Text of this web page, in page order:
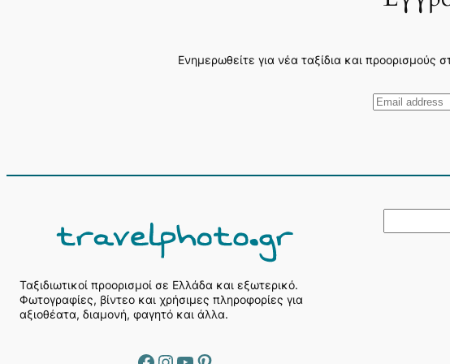
Ενημερωθείτε για νέα ταξίδια και
Ταξιδιωτικοί προορισμοί σε Ελλάδα και εξωτερικό.
Φωτογραφίες, βίντεο και χρήσιμες πληροφορίες για
αξιοθέατα, διαμονή, φαγητό και άλλα.